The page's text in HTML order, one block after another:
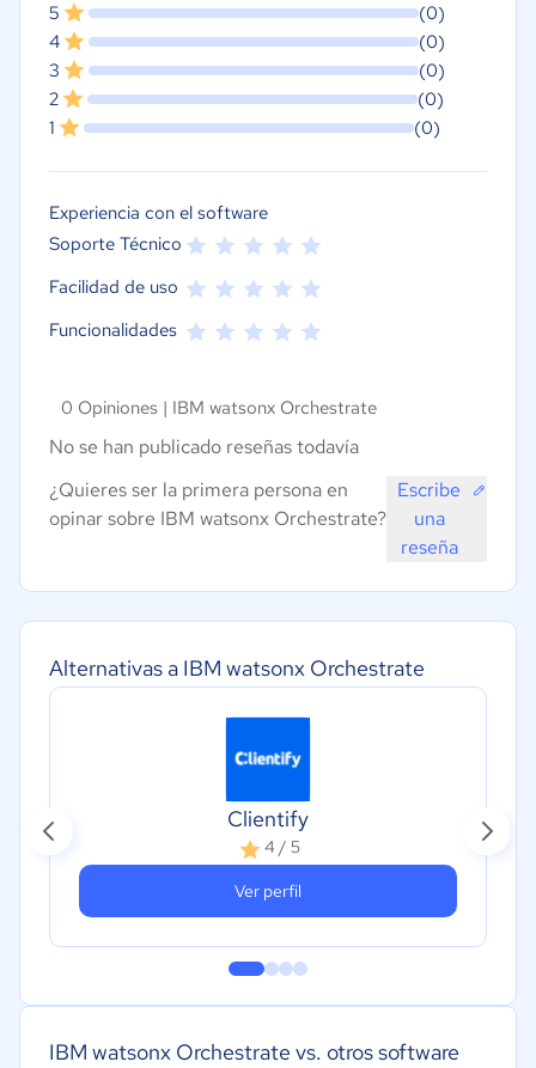
Alternativas a IBM watsonx Orchestrate
Clientify
4 / 5
Ver perfil
IBM watsonx Orchestrate vs. otros software
5
(0)
4
(0)
3
(0)
2
(0)
1
(0)
Experiencia con el software
Soporte Técnico
Facilidad de uso
Funcionalidades
0 Opiniones | IBM watsonx Orchestrate
No se han publicado reseñas todavía
¿Quieres ser la primera persona en
opinar sobre IBM watsonx Orchestrate?
Escribe
una
reseña